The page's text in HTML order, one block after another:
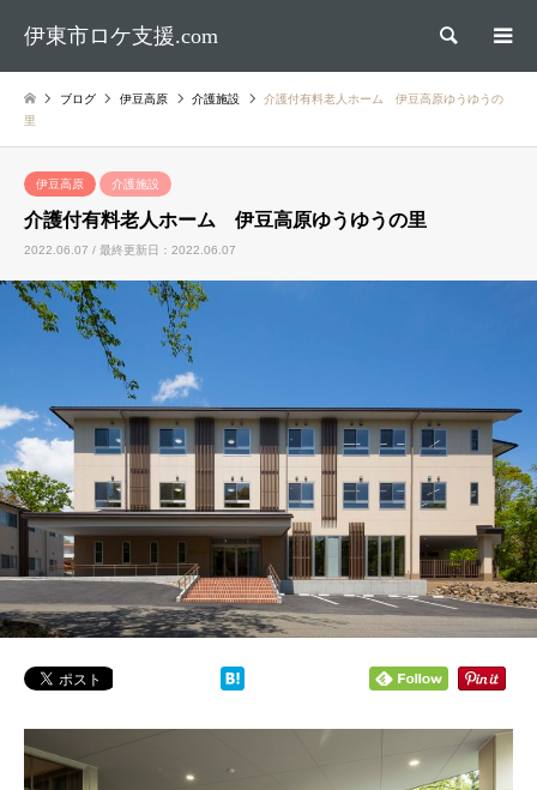
伊東市ロケ支援.com 検索
ブログ 伊豆高原 介護施設
介護付有料老人ホーム 伊豆高原ゆうゆうの
里
伊豆高原 介護施設
介護付有料老人ホーム 伊豆高原ゆうゆうの里
2022.06.07 / 最終更新日：2022.06.07